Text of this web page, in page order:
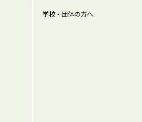
学校・団体の方へ